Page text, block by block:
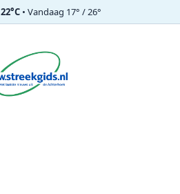
22°C• Vandaag 17° / 26°